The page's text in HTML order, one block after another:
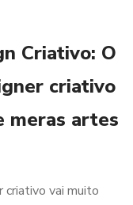
Criativo: O
criativo
meras artes
criativo vai muito